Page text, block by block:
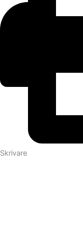
Skrivare